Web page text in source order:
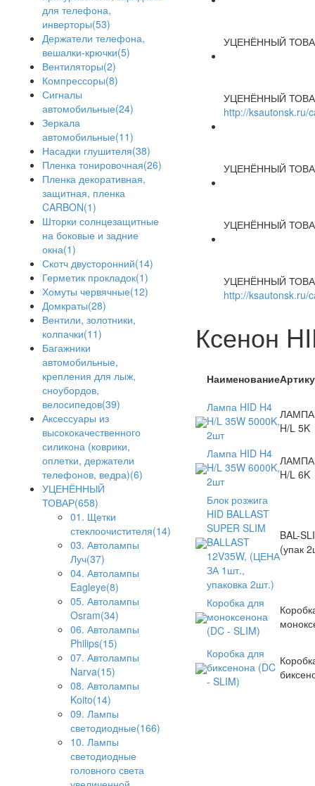
для телефона,
инверторы(53)
Держатели телефона,
вешалки-крючки(5)
Вентиляторы(2)
Компрессоры(8)
Сигналы
автомобильные(24)
Зеркала
автомобильные(11)
Насадки глушителя(38)
Пленка тонировочная(26)
Пленка декоративная,
защитная, пленка
CARBON(1)
Шторки солнцезащитные
на боковые и задние
окна(1)
Скотч двусторонний(14)
Герметик прокладок(1)
Хомуты червячные(12)
Домкраты(28)
Вентили, золотники,
колпачки(11)
Багажники
автомобильные,
крепления для лыж,
сноубордов,
велосипедов(39)
Аксессуары из
высококачественного
силикона (коврики,
оплетки, держатели
телефонов, ведра)(6)
УЦЕНЁННЫЙ
ТОВАР(658)
01. Щетки
стеклоочистителя(14)
03. Автолампы
Луч(37)
04. Автолампы
Eagleye(8)
05. Автолампы
Osram(34)
06. Автолампы
Philips(15)
07. Автолампы
Narva(15)
08. Автолампы
Koito(14)
09. Лампы
светодиодные(166)
10. Лампы
светодиодные
головного света
УЦЕНЁННЫЙ
УЦЕНЁННЫЙ
http://ksautonsk.ru/
УЦЕНЁННЫЙ
УЦЕНЁННЫЙ
УЦЕНЁННЫЙ
http://ksautonsk.ru/
Ксенон
Наименование
Лампа HID H4
H/L 35W 5000K,
2шт
ЛАМПА
H/L 5K
Лампа HID H4
H/L 35W 6000K,
2шт
ЛАМПА
H/L 6K
Блок розжига
HID BALLAST
SUPER SLIM
BALLAST
12V35W, (ЦЕНА
ЗА 1шт.,
упаковка 2шт.)
BAL-
(упак
Коробка для
моноксенона
(DC - SLIM)
Коробка для
биксенона (DC
- SLIM)